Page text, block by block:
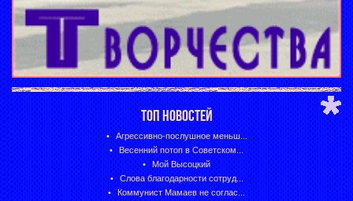
ТОП НОВОСТЕЙ
Агрессивно-послушное меньш...
Весенний потоп в Советском...
Мой Высоцкий
Слова благодарности сотруд...
Коммунист Мамаев не соглас...